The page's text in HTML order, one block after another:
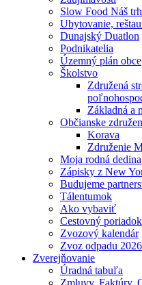
Slow Food Náš
Ubytovanie,
Dunajský Duatlon
Podnikatelia
Územný plán obce
Školstvo
Združená
Základná a
Občianske
Korava
Združenie
Moja rodná dedina
Zápisky z New
Budujeme
Tálentumok
Ako vybaviť
Cestovný
Zvozový kalendár
Zvoz odpadu 2026
Zverejňovanie
Úradná tabuľa
Zmluvy, Faktúry,